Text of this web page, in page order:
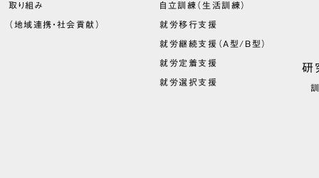
取り組み
（地域連携・社会貢献）
自立訓練（生活訓練）
就労移行支援
就労継続支援（A型/B型）
就労定着支援
就労選択支援
研